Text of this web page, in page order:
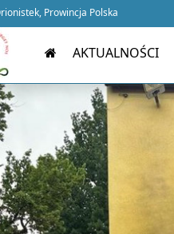
Prowincja Polska
AKTUALNOŚCI